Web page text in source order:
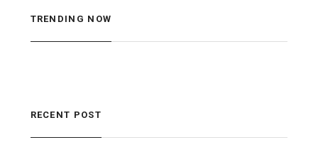
TRENDING NOW
RECENT POST